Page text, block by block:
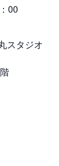
00
スタジオ